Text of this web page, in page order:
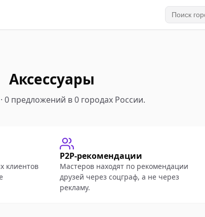
Аксессуары
0 предложений в 0 городах России.
клиентов
P2P-рекомендации
Мастеров находят по рекомендации
друзей через соцграф, а не через
рекламу.